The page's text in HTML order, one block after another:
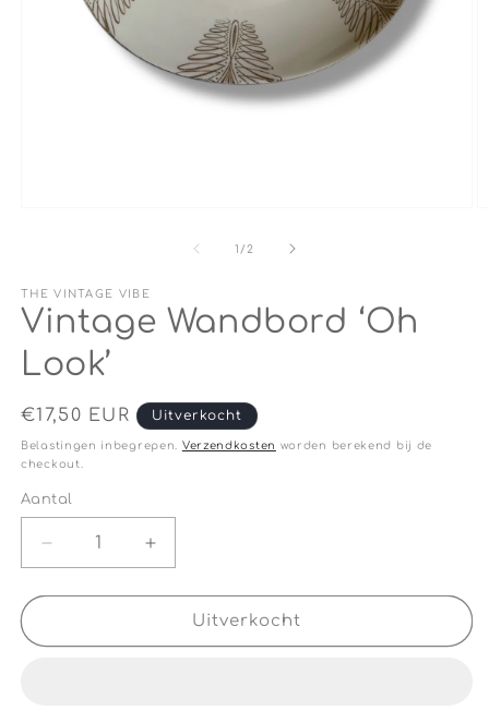
1 /van
2
THE VINTAGE VIBE
Vintage Wandbord ‘Oh
Look’
Normale
prijs
€17,50 EUR Uitverkocht
Belastingen inbegrepen. Verzendkosten worden berekend bij de
checkout.
Aantal
Aantal
Aantal
verlagen
voor
Wandbord
Aantal
verhogen
voor
Vintage
Wandbord
Uitverkocht